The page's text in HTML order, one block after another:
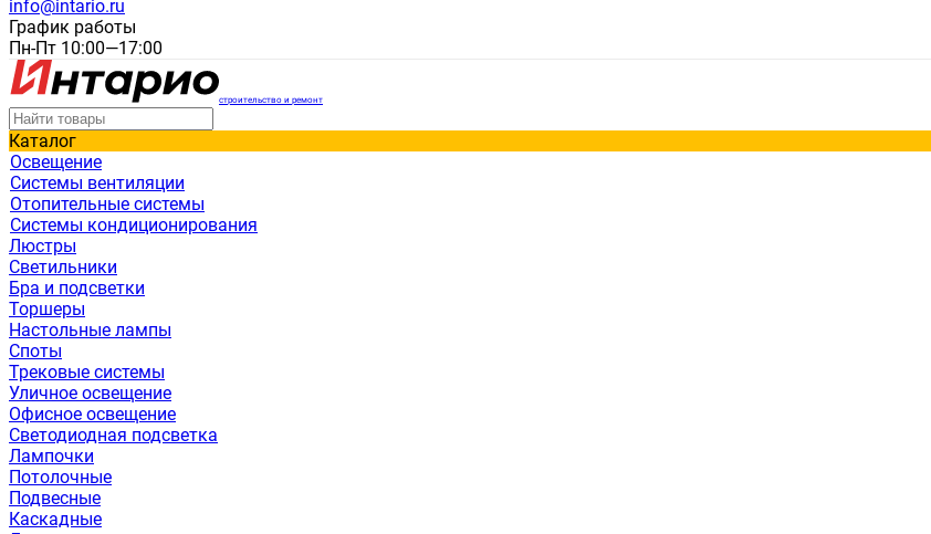
info@intario.ru
График работы
Пн-Пт 10:00—17:00
строительство и ремонт
Каталог
Освещение
Системы вентиляции
Отопительные системы
Системы кондиционирования
Люстры
Светильники
Бра и подсветки
Торшеры
Настольные лампы
Споты
Трековые системы
Уличное освещение
Офисное освещение
Светодиодная подсветка
Лампочки
Потолочные
Подвесные
Каскадные